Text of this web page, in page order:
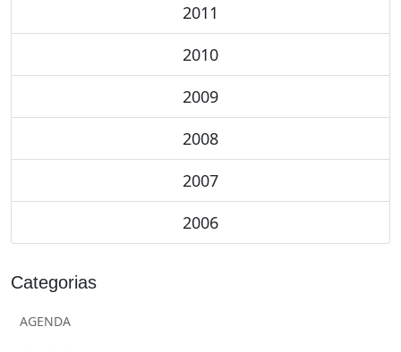
2011
2010
2009
2008
2007
2006
Categorias
AGENDA